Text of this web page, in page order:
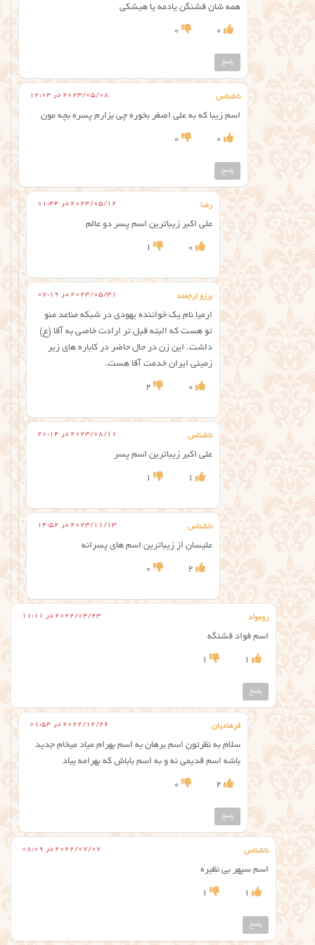
همه شان قشنگن یادمه یا هیشکی
0
0
پاسخ
ناشناس 2023/05/08 در 12:04
اسم زیبا که به علی اصغر بخوره چی بزارم پسره بچه مون
0
0
پاسخ
رضا 2023/05/12 در 01:44
علی اکبر زیباترین اسم پسر دو عالم
0
1
برزو ارجمند 2023/05/31 در 07:19
ارمیا نام یک خواننده یهودی در شبکه مناعد منو
تو هست که البته قبل تر ارادت خاصی به آقا (ع)
داشت. این زن در حال حاضر در کاباره های زیر
زمینی ایران خدمت آقا هست.
0
2
ناشناس 2023/08/11 در 20:14
علی اکبر زیباترین اسم پسر
1
1
ناشناس 2023/11/13 در 14:52
علیسان از زیباترین اسم های پسرانه
2
0
رومواد 2022/04/23 در 11:11
اسم فواد قشنگه
1
1
پاسخ
فرهادیان 2022/12/26 در 01:54
سلام به نظرتون اسم برهان به اسم بهرام میاد میخام جدید
باشه اسم قدیمی نه و به اسم باباش که بهرامه بیاد
2
0
پاسخ
ناشناس 2022/07/07 در 08:09
اسم سپهر بی نظیره
1
1
پاسخ